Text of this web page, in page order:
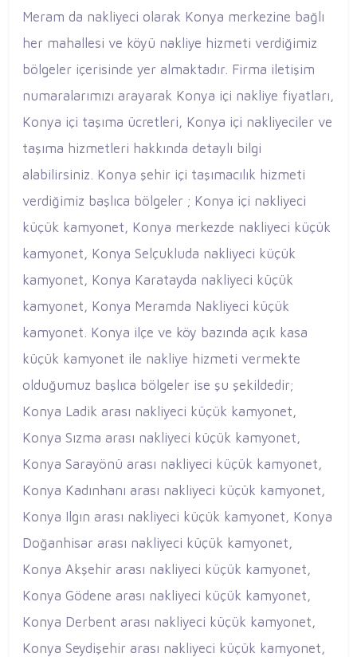
Meram da nakliyeci olarak Konya merkezine bağlı
her mahallesi ve köyü nakliye hizmeti verdiğimiz
bölgeler içerisinde yer almaktadır. Firma iletişim
numaralarımızı arayarak Konya içi nakliye fiyatları,
Konya içi taşıma ücretleri, Konya içi nakliyeciler ve
taşıma hizmetleri hakkında detaylı bilgi
alabilirsiniz. Konya şehir içi taşımacılık hizmeti
verdiğimiz başlıca bölgeler ; Konya içi nakliyeci
küçük kamyonet, Konya merkezde nakliyeci küçük
kamyonet, Konya Selçukluda nakliyeci küçük
kamyonet, Konya Karatayda nakliyeci küçük
kamyonet, Konya Meramda Nakliyeci küçük
kamyonet. Konya ilçe ve köy bazında açık kasa
küçük kamyonet ile nakliye hizmeti vermekte
olduğumuz başlıca bölgeler ise şu şekildedir;
Konya Ladik arası nakliyeci küçük kamyonet,
Konya Sızma arası nakliyeci küçük kamyonet,
Konya Sarayönü arası nakliyeci küçük kamyonet,
Konya Kadınhanı arası nakliyeci küçük kamyonet,
Konya Ilgın arası nakliyeci küçük kamyonet, Konya
Doğanhisar arası nakliyeci küçük kamyonet,
Konya Akşehir arası nakliyeci küçük kamyonet,
Konya Gödene arası nakliyeci küçük kamyonet,
Konya Derbent arası nakliyeci küçük kamyonet,
Konya Seydişehir arası nakliyeci küçük kamyonet,